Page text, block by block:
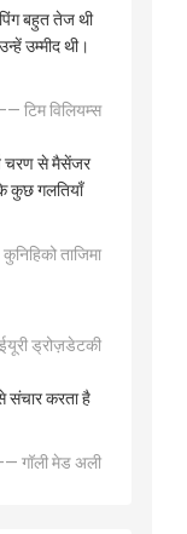
बहुत तेज थी
उम्मीद थी।
टिम विलियम्स
चरण से मैसेंजर
कुछ गलतियाँ
ताजिमा
ड्रोज़डेटकी
संचार करता है
गॉली मेड अली